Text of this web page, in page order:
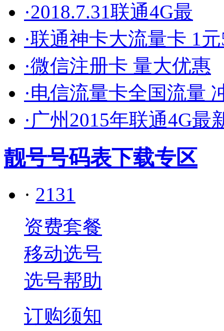
·2018.7.31联通4G最
·联通神卡大流量卡 1
·微信注册卡 量大优惠
·电信流量卡全国流量
·广州2015年联通4G最
靓号号码表下载专区
· 2131
资费套餐
移动选号
选号帮助
订购须知